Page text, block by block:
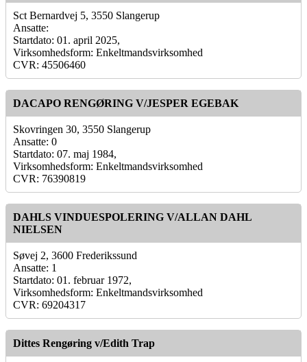
Sct Bernardvej 5, 3550 Slangerup
Ansatte:
Startdato: 01. april 2025,
Virksomhedsform: Enkeltmandsvirksomhed
CVR: 45506460
DACAPO RENGØRING V/JESPER EGEBAK
Skovringen 30, 3550 Slangerup
Ansatte: 0
Startdato: 07. maj 1984,
Virksomhedsform: Enkeltmandsvirksomhed
CVR: 76390819
DAHLS VINDUESPOLERING V/ALLAN DAHL
NIELSEN
Søvej 2, 3600 Frederikssund
Ansatte: 1
Startdato: 01. februar 1972,
Virksomhedsform: Enkeltmandsvirksomhed
CVR: 69204317
Dittes Rengøring v/Edith Trap